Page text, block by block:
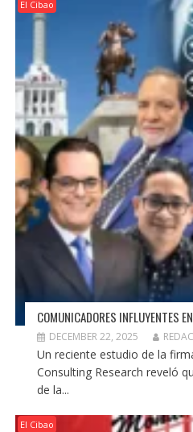
El Cibao
COMUNICADORES INFLUYENTES
DECEMBER 22, 2025
Un reciente estudio de la
Consulting Research reveló
de la...
El Cibao